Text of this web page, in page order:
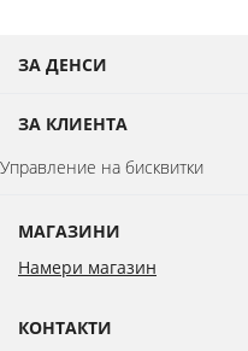
ЗА ДЕНСИ
ЗА КЛИЕНТА
Управление на бисквитки
МАГАЗИНИ
Намери магазин
КОНТАКТИ